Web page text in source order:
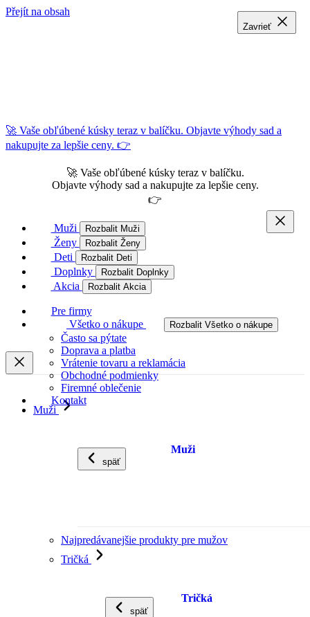
Přejít na obsah
🚀 Vaše obľúbené kúsky teraz v balíčku. Objavte výhody sad a
nakupujte za lepšie ceny. 👉
🚀 Vaše obľúbené kúsky teraz v balíčku.
Objavte výhody sad a nakupujte za lepšie ceny.
👉
Muži Rozbalit Muži
Ženy Rozbalit Ženy
Deti Rozbalit Deti
Doplnky Rozbalit Doplnky
Akcia Rozbalit Akcia
Pre firmy
Všetko o nákupe
Rozbalit Všetko o nákupe
Často sa pýtate
Doprava a platba
Vrátenie tovaru a reklamácia
Obchodné podmienky
Firemné oblečenie
Kontakt
Muži
späť
Muži
Najpredávanejšie produkty pre mužov
Tričká
späť
Tričká
Zavrieť
Zavrieť
Zavrieť